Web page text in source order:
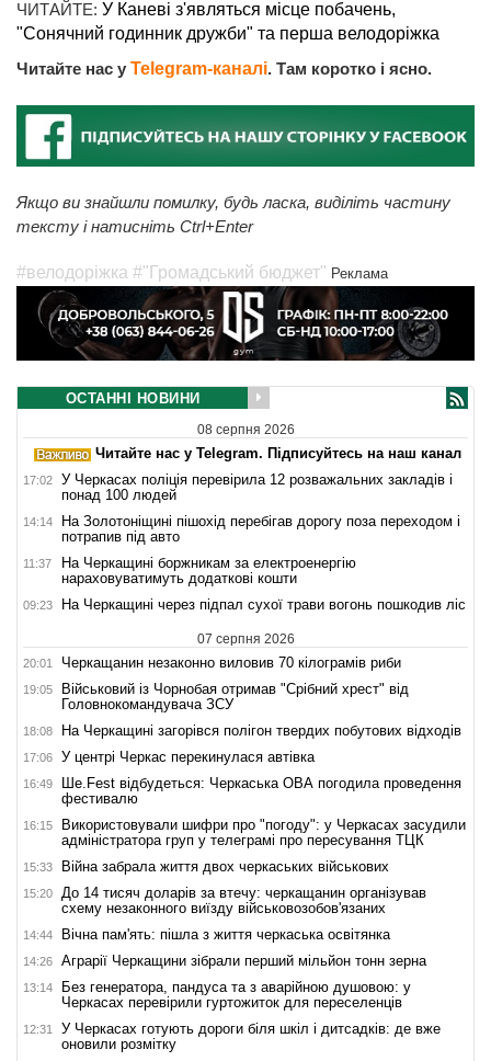
ЧИТАЙТЕ: У Каневі з'являться місце побачень,
"Сонячний годинник дружби" та перша велодоріжка​
Читайте нас у Telegram-каналі. Там коротко і ясно.
Якщо ви знайшли помилку, будь ласка, виділіть частину
тексту і натисніть Ctrl+Enter
#велодоріжка #"Громадський бюджет" Реклама
ОСТАННІ НОВИНИ
08 серпня 2026
Читайте нас у Telegram. Підписуйтесь на наш канал
17:02
У Черкасах поліція перевірила 12 розважальних закладів і
понад 100 людей
14:14
На Золотоніщині пішохід перебігав дорогу поза переходом і
потрапив під авто
11:37
На Черкащині боржникам за електроенергію
нараховуватимуть додаткові кошти
09:23 На Черкащині через підпал сухої трави вогонь пошкодив ліс
07 серпня 2026
20:01 Черкащанин незаконно виловив 70 кілограмів риби
19:05
Військовий із Чорнобая отримав "Срібний хрест" від
Головнокомандувача ЗСУ
18:08 На Черкащині загорівся полігон твердих побутових відходів
17:06 У центрі Черкас перекинулася автівка
16:49
Ше.Fest відбудеться: Черкаська ОВА погодила проведення
фестивалю
16:15
Використовували шифри про "погоду": у Черкасах засудили
адміністратора груп у телеграмі про пересування ТЦК
15:33 Війна забрала життя двох черкаських військових
15:20
До 14 тисяч доларів за втечу: черкащанин організував
схему незаконного виїзду військовозобов'язаних
14:44 Вічна пам'ять: пішла з життя черкаська освітянка
14:26 Аграрії Черкащини зібрали перший мільйон тонн зерна
13:14
Без генератора, пандуса та з аварійною душовою: у
Черкасах перевірили гуртожиток для переселенців
12:31
У Черкасах готують дороги біля шкіл і дитсадків: де вже
оновили розмітку